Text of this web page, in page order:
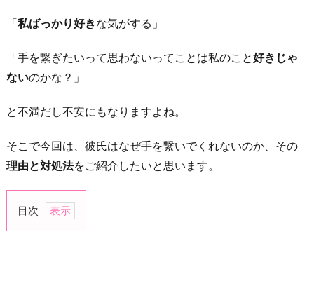
「私ばっかり好きな気がする」
「手を繋ぎたいって思わないってことは私のこと好きじゃ
ないのかな？」
と不満だし不安にもなりますよね。
そこで今回は、彼氏はなぜ手を繋いでくれないのか、その
理由と対処法をご紹介したいと思います。
目次
1.